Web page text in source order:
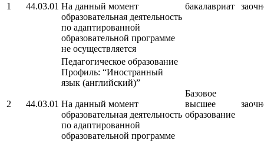
1 44.03.01 На данный момент
образовательная деятельность
по адаптированной
образовательной программе
не осуществляется
бакалавриат
2 44.03.01
Педагогическое образование
Профиль: “Иностранный
язык (английский)”
На данный момент
образовательная деятельность
по адаптированной
образовательной программе
Базовое
высшее
образование